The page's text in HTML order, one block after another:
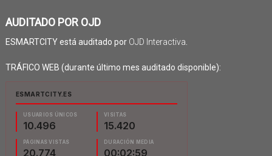
AUDITADO POR OJD
ESMARTCITY está auditado por OJD Interactiva.
TRÁFICO WEB (durante último mes auditado disponible):